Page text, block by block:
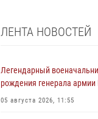
ЛЕНТА НОВОСТЕЙ
Легендарный
рождения генерала
05 августа 2026, 11:55